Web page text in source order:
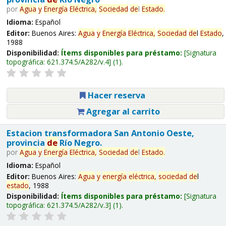
por Agua y Energía Eléctrica, Sociedad del Estado.
Idioma: Español
Editor: Buenos Aires: Agua y Energía Eléctrica, Sociedad del Estado,
1988
Disponibilidad: Ítems disponibles para préstamo: Signatura
topográfica: 621.374.5/A282/v.4 (1).
Hacer reserva
Agregar al carrito
Estacion transformadora San Antonio Oeste,
provincia deRío Negro.
por Agua y Energía Eléctrica, Sociedad del Estado.
Idioma: Español
Editor: Buenos Aires: Agua y energía eléctrica, sociedad del
estado, 1988
Disponibilidad: Ítems disponibles para préstamo: Signatura
topográfica: 621.374.5/A282/v.3 (1).